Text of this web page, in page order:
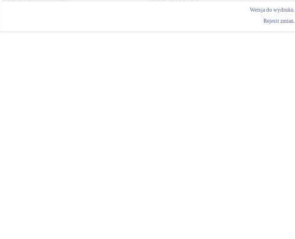
Wersja do wydruku...
Rejestr zmian...